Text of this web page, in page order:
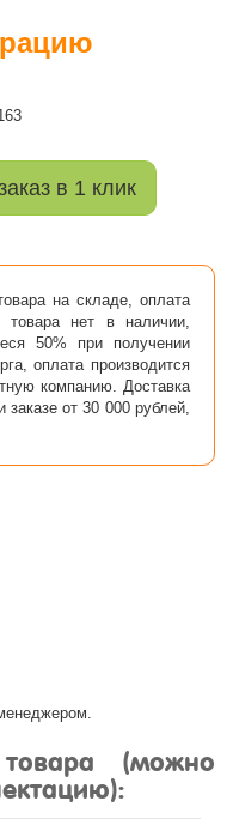
в 1 клик
на складе, оплата
нет в наличии,
50% при получении
оплата производится
компанию. Доставка
от 30 000 рублей,
(можно